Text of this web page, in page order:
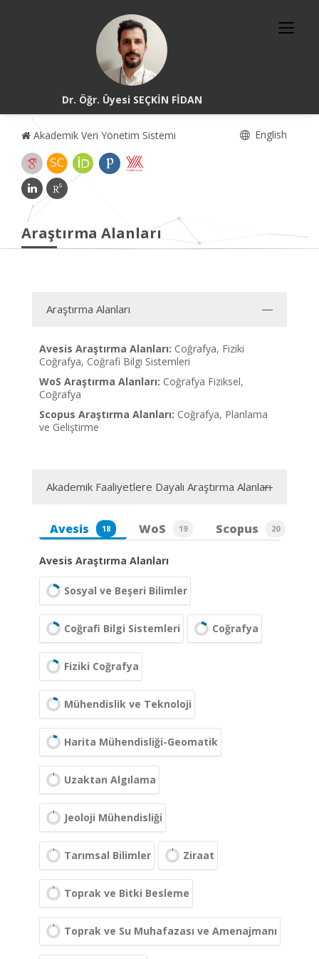
Dr. Öğr. Üyesi SEÇKİN FİDAN
Akademik Veri Yönetim Sistemi English
Araştırma Alanları
Araştırma Alanları
Avesis Araştırma Alanları: Coğrafya, Fiziki
Coğrafya, Coğrafi Bilgi Sistemleri
WoS Araştırma Alanları: Coğrafya Fiziksel,
Coğrafya
Scopus Araştırma Alanları: Coğrafya, Planlama
ve Geliştirme
Akademik Faaliyetlere Dayalı Araştırma Alanları
Avesis 18 WoS 19 Scopus 20
Avesis Araştırma Alanları
Sosyal ve Beşeri Bilimler
Coğrafi Bilgi Sistemleri Coğrafya
Fiziki Coğrafya
Mühendislik ve Teknoloji
Harita Mühendisliği-Geomatik
Uzaktan Algılama
Jeoloji Mühendisliği
Tarımsal Bilimler Ziraat
Toprak ve Bitki Besleme
Toprak ve Su Muhafazası ve Amenajmanı